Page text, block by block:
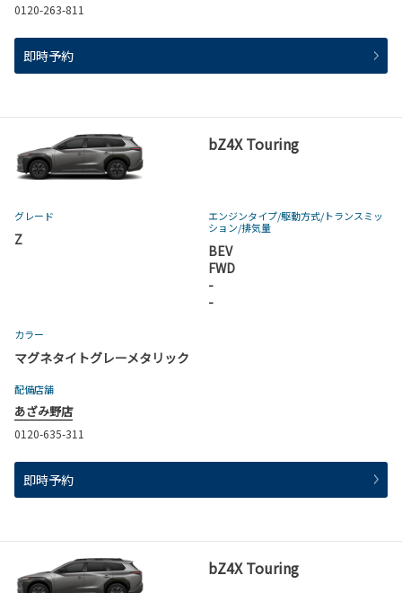
0120-263-811
即時予約
bZ4X Touring
グレード
Z
エンジンタイプ/駆動方式/トランスミッ
ション/排気量
BEV
FWD
-
-
カラー
マグネタイトグレーメタリック
配備店舗
あざみ野店
0120-635-311
即時予約
bZ4X Touring